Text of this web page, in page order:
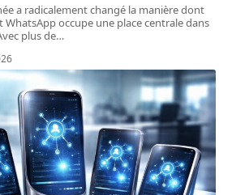
a radicalement changé la manière dont
occupe une place centrale dans
plus de…